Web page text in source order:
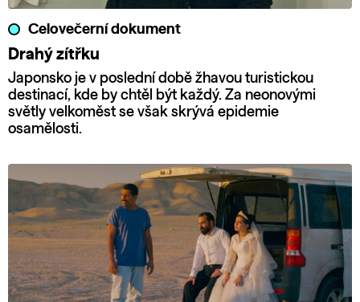
Celovečerní dokument
Drahý zítřku
Japonsko je v poslední době žhavou turistickou
destinací, kde by chtěl být každý. Za neonovými
světly velkoměst se však skrývá epidemie
osamělosti.